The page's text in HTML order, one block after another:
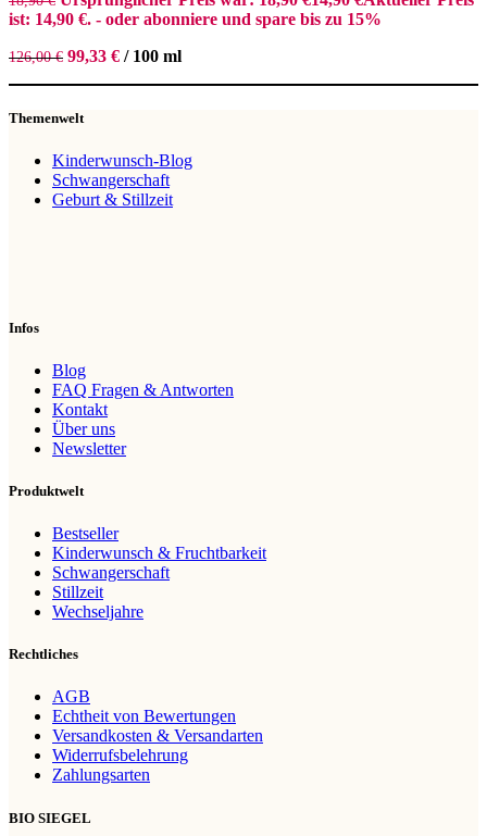
ist: 14,90 €. - oder abonniere und spare bis zu 15%
126,00€ 99,33 € / 100 ml
Themenwelt
Kinderwunsch-Blog
Schwangerschaft
Geburt & Stillzeit
Infos
Blog
FAQ Fragen & Antworten
Kontakt
Über uns
Newsletter
Produktwelt
Bestseller
Kinderwunsch & Fruchtbarkeit
Schwangerschaft
Stillzeit
Wechseljahre
Rechtliches
AGB
Echtheit von Bewertungen
Versandkosten & Versandarten
Widerrufsbelehrung
Zahlungsarten
BIO SIEGEL